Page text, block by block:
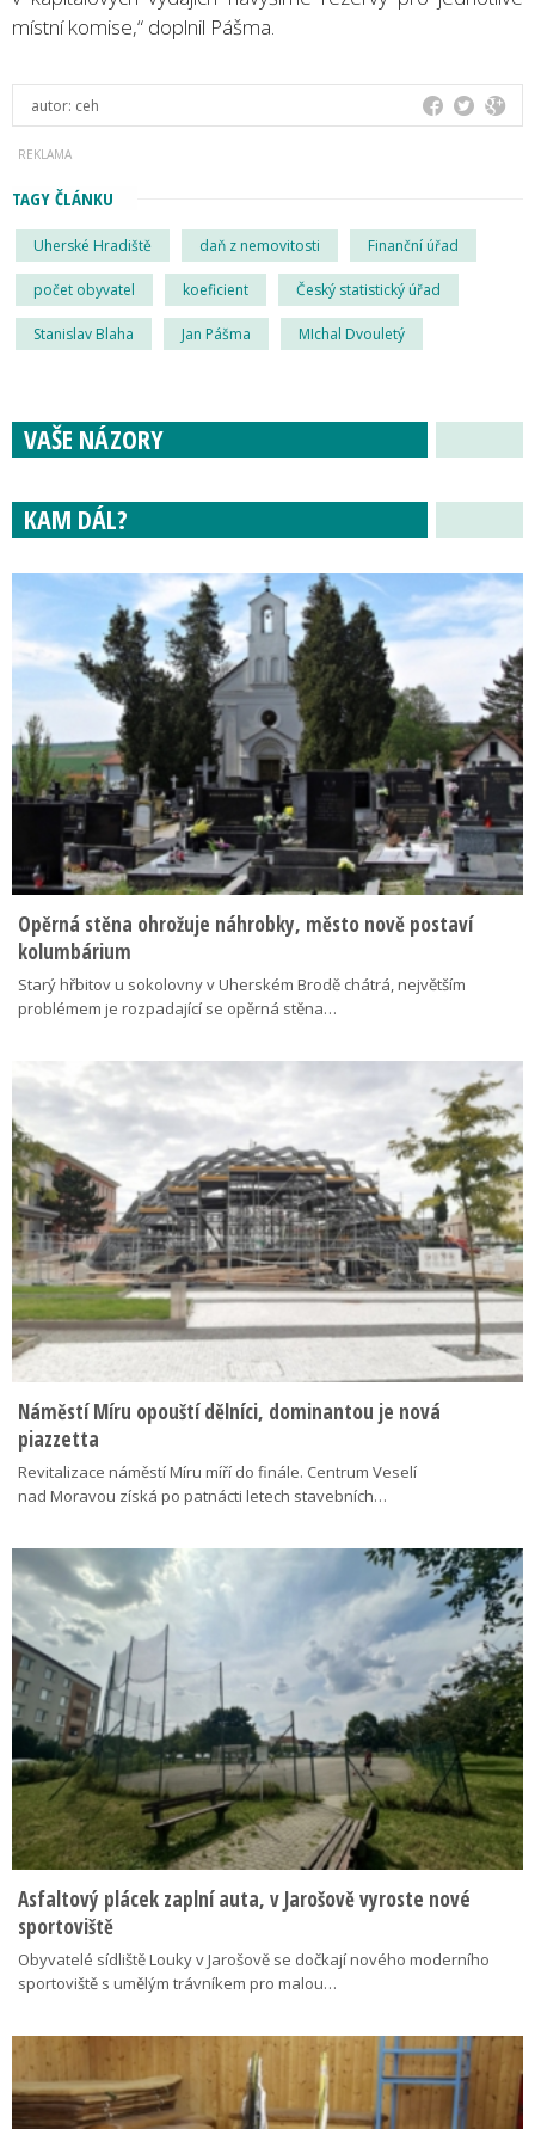
místní komise,“ doplnil Pášma.
autor: ceh
TAGY ČLÁNKU
Uherské Hradiště daň z nemovitosti Finanční úřad
počet obyvatel koeficient Český statistický úřad
Stanislav Blaha Jan Pášma MIchal Dvouletý
VAŠE NÁZORY
KAM DÁL?
Opěrná stěna ohrožuje náhrobky, město nově postaví
kolumbárium
Starý hřbitov u sokolovny v Uherském Brodě chátrá, největším
problémem je rozpadající se opěrná stěna…
Náměstí Míru opouští dělníci, dominantou je nová
piazzetta
Revitalizace náměstí Míru míří do finále. Centrum Veselí
nad Moravou získá po patnácti letech stavebních…
Asfaltový plácek zaplní auta, v Jarošově vyroste nové
sportoviště
Obyvatelé sídliště Louky v Jarošově se dočkají nového moderního
sportoviště s umělým trávníkem pro malou…